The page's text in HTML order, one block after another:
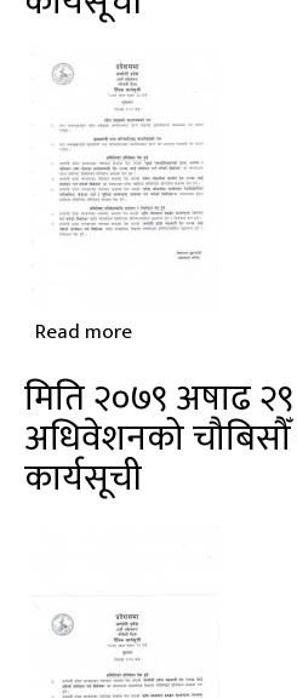
सभाको
दशौं
अधिवेशनको
चौधौँ
बैठकको
दैनिक
कार्यसूची
Read moreabout
२०७९
अषाढ
३१
पच्चिसौँ
बैठकको
मिति २०७९ अषाढ
अधिवेशनको
कार्यसूची